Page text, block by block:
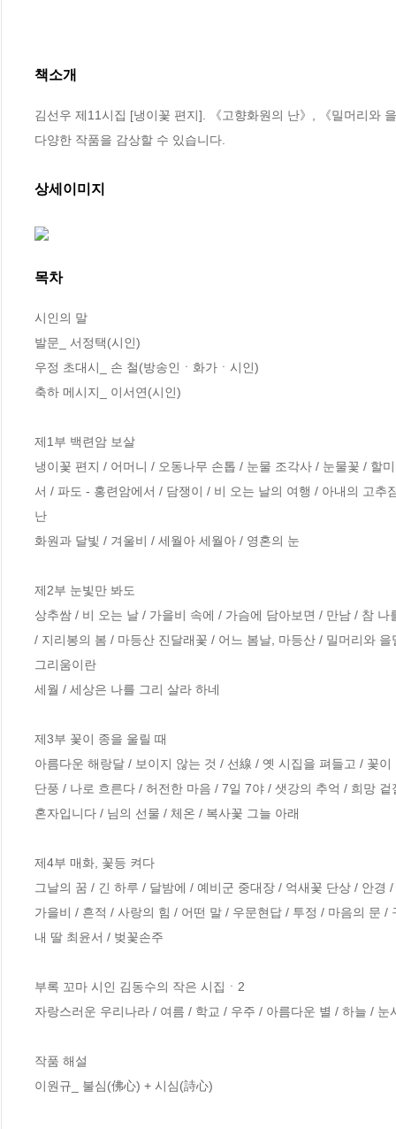
책소개
김선우 제11시집 [냉이꽃 편지]. 《고향화원의 난》, 《밀머리와
다양한 작품을 감상할 수 있습니다.
상세이미지
목차
시인의 말
발문_ 서정택(시인)
우정 초대시_ 손 철(방송인ㆍ화가ㆍ시인)
축하 메시지_ 이서연(시인)
제1부 백련암 보살
냉이꽃 편지 / 어머니 / 오동나무 손톱 / 눈물 조각사 / 눈물꽃 / 할
서 / 파도 - 홍련암에서 / 담쟁이 / 비 오는 날의 여행 / 아내의 고
난
화원과 달빛 / 겨울비 / 세월아 세월아 / 영혼의 눈
제2부 눈빛만 봐도
상추쌈 / 비 오는 날 / 가을비 속에 / 가슴에 담아보면 / 만남 / 참
/ 지리봉의 봄 / 마등산 진달래꽃 / 어느 봄날, 마등산 / 밀머리와
그리움이란
세월 / 세상은 나를 그리 살라 하네
제3부 꽃이 종을 울릴 때
아름다운 해랑달 / 보이지 않는 것 / 선線 / 옛 시집을 펴들고 / 꽃
단풍 / 나로 흐른다 / 허전한 마음 / 7일 7야 / 샛강의 추억 / 희망
혼자입니다 / 님의 선물 / 체온 / 복사꽃 그늘 아래
제4부 매화, 꽃등 켜다
그날의 꿈 / 긴 하루 / 달밤에 / 예비군 중대장 / 억새꽃 단상 / 안
가을비 / 흔적 / 사랑의 힘 / 어떤 말 / 우문현답 / 투정 / 마음의 문
내 딸 최윤서 / 벚꽃손주
부록 꼬마 시인 김동수의 작은 시집ㆍ2
자랑스러운 우리나라 / 여름 / 학교 / 우주 / 아름다운 별 / 하늘 /
작품 해설
이원규_ 불심(佛心) + 시심(詩心)